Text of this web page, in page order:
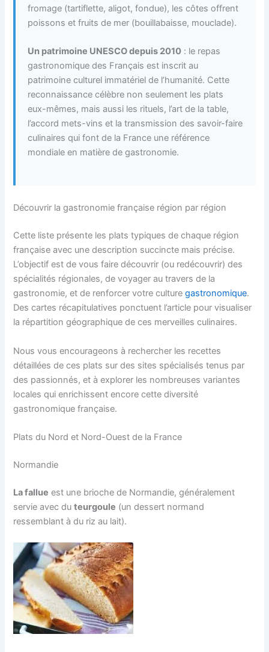
fromage (tartiflette, aligot, fondue), les côtes offrent
poissons et fruits de mer (bouillabaisse, mouclade).
Un patrimoine UNESCO depuis 2010 : le repas
gastronomique des Français est inscrit au
patrimoine culturel immatériel de l’humanité. Cette
reconnaissance célèbre non seulement les plats
eux-mêmes, mais aussi les rituels, l’art de la table,
l’accord mets-vins et la transmission des savoir-faire
culinaires qui font de la France une référence
mondiale en matière de gastronomie.
Découvrir la gastronomie française région par région
Cette liste présente les plats typiques de chaque région
française avec une description succincte mais précise.
L’objectif est de vous faire découvrir (ou redécouvrir) des
spécialités régionales, de voyager au travers de la
gastronomie, et de renforcer votre culturegastronomique.
Des cartes récapitulatives ponctuent l’article pour visualiser
la répartition géographique de ces merveilles culinaires.
Nous vous encourageons à rechercher les recettes
détaillées de ces plats sur des sites spécialisés tenus par
des passionnés, et à explorer les nombreuses variantes
locales qui enrichissent encore cette diversité
gastronomique française.
Plats du Nord et Nord-Ouest de la France
Normandie
La fallue est une brioche de Normandie, généralement
servie avec duteurgoule (un dessert normand
ressemblant à du riz au lait).